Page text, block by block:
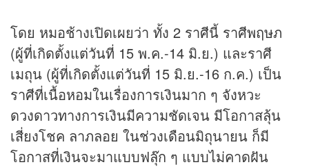
โดย หมอช้างเปิดเผยว่า ทั้ง 2 ราศีนี้ ราศีพฤษภ
(ผู้ที่เกิดตั้งแต่วันที่ 15 พ.ค.-14 มิ.ย.) และราศี
เมถุน (ผู้ที่เกิดตั้งแต่วันที่ 15 มิ.ย.-16 ก.ค.) เป็น
ราศีที่เนื้อหอมในเรื่องการเงินมาก ๆ จังหวะ
ดวงดาวทางการเงินมีความชัดเจน มีโอกาสลุ้น
เสี่ยงโชค ลาภลอย ในช่วงเดือนมิถุนายน ก็มี
โอกาสที่เงินจะมาแบบฟลุ๊ก ๆ แบบไม่คาดฝัน